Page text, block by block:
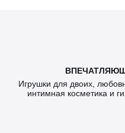
Игрушки для двоих,
интимная косметика и